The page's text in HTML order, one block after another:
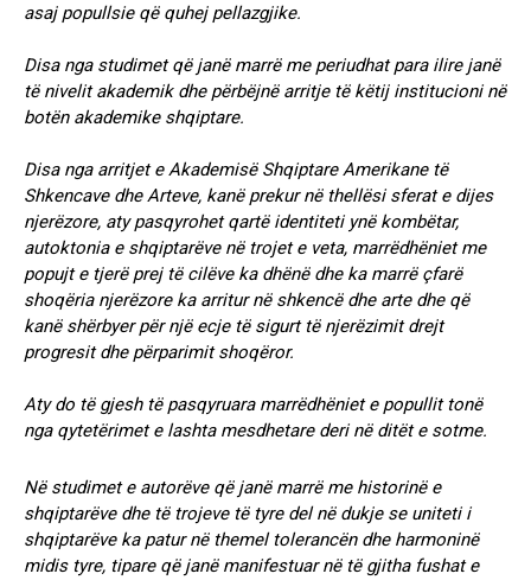
asaj popullsie që quhej pellazgjike.
Disa nga studimet që janë marrë me periudhat para ilire janë
të nivelit akademik dhe përbëjnë arritje të këtij institucioni në
botën akademike shqiptare.
Disa nga arritjet e Akademisë Shqiptare Amerikane të
Shkencave dhe Arteve, kanë prekur në thellësi sferat e dijes
njerëzore, aty pasqyrohet qartë identiteti ynë kombëtar,
autoktonia e shqiptarëve në trojet e veta, marrëdhëniet me
popujt e tjerë prej të cilëve ka dhënë dhe ka marrë çfarë
shoqëria njerëzore ka arritur në shkencë dhe arte dhe që
kanë shërbyer për një ecje të sigurt të njerëzimit drejt
progresit dhe përparimit shoqëror.
Aty do të gjesh të pasqyruara marrëdhëniet e popullit tonë
nga qytetërimet e lashta mesdhetare deri në ditët e sotme.
Në studimet e autorëve që janë marrë me historinë e
shqiptarëve dhe të trojeve të tyre del në dukje se uniteti i
shqiptarëve ka patur në themel tolerancën dhe harmoninë
midis tyre, tipare që janë manifestuar në të gjitha fushat e